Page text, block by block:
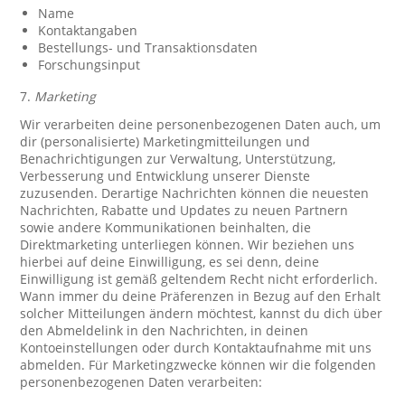
Name
Kontaktangaben
Bestellungs- und Transaktionsdaten
Forschungsinput
7. Marketing
Wir verarbeiten deine personenbezogenen Daten auch, um
dir (personalisierte) Marketingmitteilungen und
Benachrichtigungen zur Verwaltung, Unterstützung,
Verbesserung und Entwicklung unserer Dienste
zuzusenden. Derartige Nachrichten können die neuesten
Nachrichten, Rabatte und Updates zu neuen Partnern
sowie andere Kommunikationen beinhalten, die
Direktmarketing unterliegen können. Wir beziehen uns
hierbei auf deine Einwilligung, es sei denn, deine
Einwilligung ist gemäß geltendem Recht nicht erforderlich.
Wann immer du deine Präferenzen in Bezug auf den Erhalt
solcher Mitteilungen ändern möchtest, kannst du dich über
den Abmeldelink in den Nachrichten, in deinen
Kontoeinstellungen oder durch Kontaktaufnahme mit uns
abmelden. Für Marketingzwecke können wir die folgenden
personenbezogenen Daten verarbeiten: